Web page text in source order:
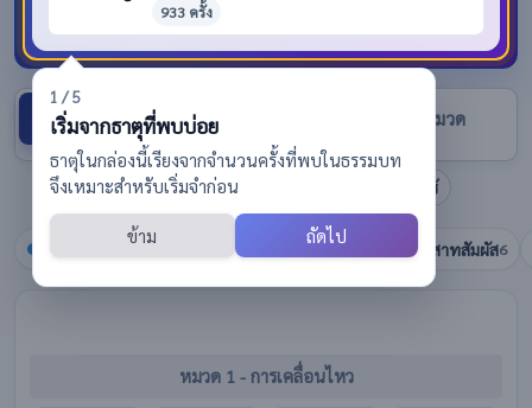
933 ครั้ง
ตามความหมาย หมวดธาตุ 8 หมวด
ดูธาตุเป็นกลุ่มความหมายเพื่อจำภาพรวม วิธีใช้
การเคลื่อนไหว 46 การสื่อสารและความคิด ประสาทสัมผัส6
หมวด 1 - การเคลื่อนไหว
1 / 5
เริ่มจากธาตุที่พบบ่อย
ธาตุในกล่องนี้เรียงจากจำนวนครั้งที่พบในธรรมบท
จึงเหมาะสำหรับเริ่มจำก่อน
ข้าม ถัดไป